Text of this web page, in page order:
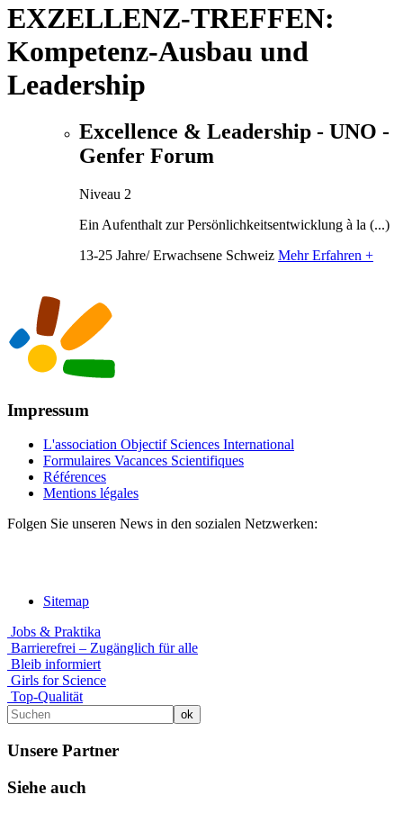
EXZELLENZ-TREFFEN:
Kompetenz-Ausbau und
Leadership
Excellence & Leadership - UNO -
Genfer Forum
Niveau 2
Ein Aufenthalt zur Persönlichkeitsentwicklung à la (...)
13-25 Jahre/ Erwachsene Schweiz Mehr Erfahren +
Impressum
L'association Objectif Sciences International
Formulaires Vacances Scientifiques
Références
Mentions légales
Folgen Sie unseren News in den sozialen Netzwerken:
Sitemap
Jobs & Praktika
Barrierefrei – Zugänglich für alle
Bleib informiert
Girls for Science
Top-Qualität
Unsere Partner
Siehe auch